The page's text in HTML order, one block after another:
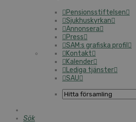
Pensionsstiftelsen
Sjukhuskyrkan
Annonsera
Press
SAM:s grafiska profil
Kontakt
Kalender
Lediga tjänster
SAU
Sök